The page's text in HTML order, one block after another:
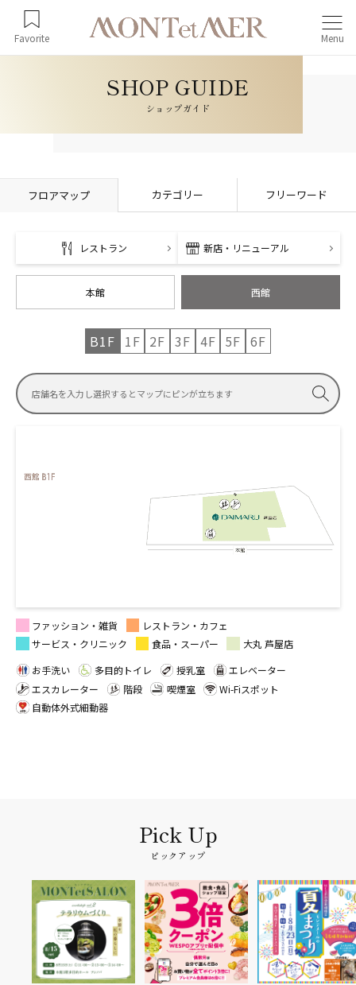
Favorite Menu
ショップガイド
フロアマップ カテゴリー フリーワード
レストラン 新店・リニューアル
本館 西館
B1F 1F 2F 3F 4F 5F 6F
店舗名を入力し選択するとマップにピンが立ちます
ファッション・雑貨
レストラン・カフェ
サービス・クリニック
食品・スーパー
大丸 芦屋店
お手洗い
多目的トイレ 授乳室
エレベーター
エスカレーター
階段 喫煙室
Wi-Fiスポット
自動体外式細動器
ピックアップ